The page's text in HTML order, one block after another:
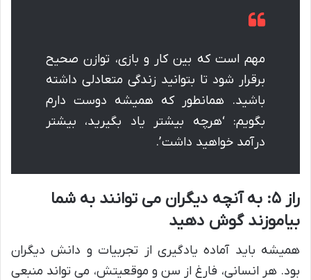
مهم است که بین کار و بازی، توازن صحیح
برقرار شود تا بتوانید زندگی متعادلی داشته
باشید. همانطور که همیشه دوست دارم
بگویم: ‘هرچه بیشتر یاد بگیرید، بیشتر
درآمد خواهید داشت’.
راز ۵: به آنچه دیگران می توانند به شما
بیاموزند گوش دهید
همیشه باید آماده یادگیری از تجربیات و دانش دیگران
بود. هر انسانی، فارغ از سن و موقعیتش، می تواند منبعی